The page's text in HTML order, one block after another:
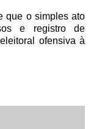
que o simples ato
e registro de
ofensiva à